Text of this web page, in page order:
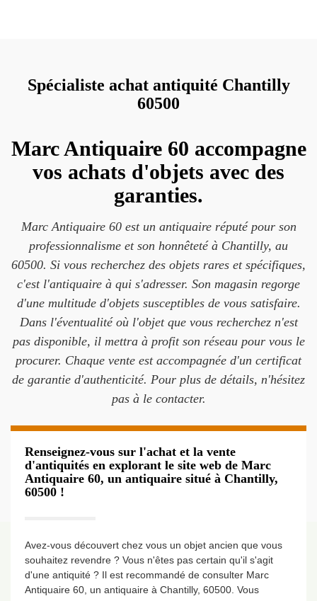
Spécialiste achat antiquité Chantilly
60500
Marc Antiquaire 60 accompagne
vos achats d'objets avec des
garanties.
Marc Antiquaire 60 est un antiquaire réputé pour son
professionnalisme et son honnêteté à Chantilly, au
60500. Si vous recherchez des objets rares et spécifiques,
c'est l'antiquaire à qui s'adresser. Son magasin regorge
d'une multitude d'objets susceptibles de vous satisfaire.
Dans l'éventualité où l'objet que vous recherchez n'est
pas disponible, il mettra à profit son réseau pour vous le
procurer. Chaque vente est accompagnée d'un certificat
de garantie d'authenticité. Pour plus de détails, n'hésitez
pas à le contacter.
Renseignez-vous sur l'achat et la vente
d'antiquités en explorant le site web de Marc
Antiquaire 60, un antiquaire situé à Chantilly,
60500 !
Avez-vous découvert chez vous un objet ancien que vous
souhaitez revendre ? Vous n'êtes pas certain qu'il s'agit
d'une antiquité ? Il est recommandé de consulter Marc
Antiquaire 60, un antiquaire à Chantilly, 60500. Vous